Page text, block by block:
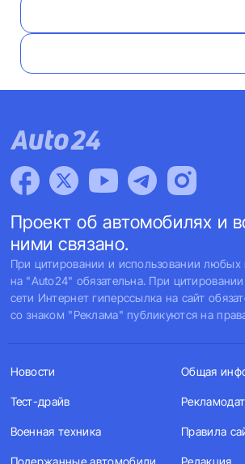
Проект об автомобилях и
ними связано.
При цитировании и использовании любых
на "Auto24" обязательна. При
сети Интернет гиперссылка на сайт
со знаком "Реклама" публикуются на
Новости
Тест-драйв
Военная техника
Подержанные автомобили
Общая
Правила
Редакция